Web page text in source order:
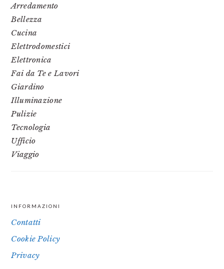
Arredamento
Bellezza
Cucina
Elettrodomestici
Elettronica
Fai da Te e Lavori
Giardino
Illuminazione
Pulizie
Tecnologia
Ufficio
Viaggio
FOOTER
INFORMAZIONI
Contatti
Cookie Policy
Privacy